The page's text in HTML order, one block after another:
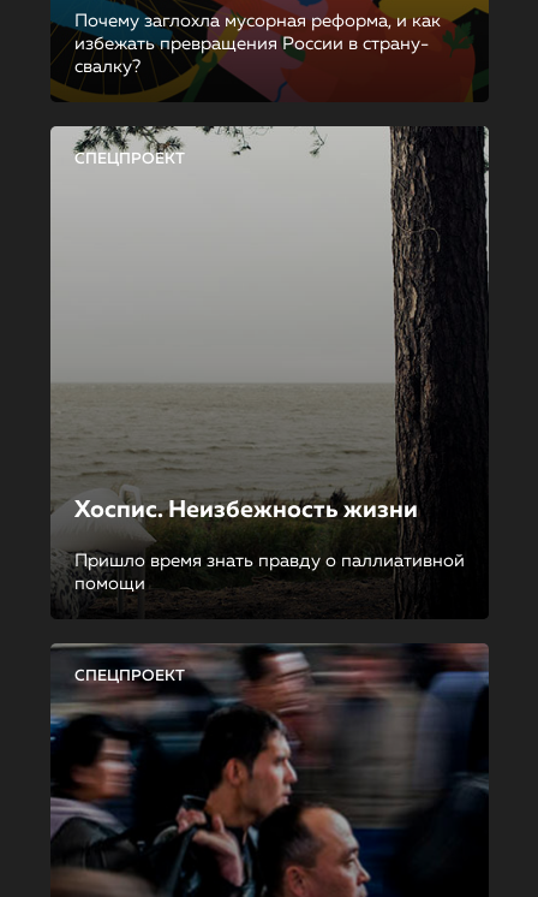
Почему заглохла мусорная реформа, и как
избежать превращения России в страну-
свалку?
СПЕЦПРОЕКТ
Хоспис. Неизбежность жизни
Пришло время знать правду о паллиативной
помощи
СПЕЦПРОЕКТ